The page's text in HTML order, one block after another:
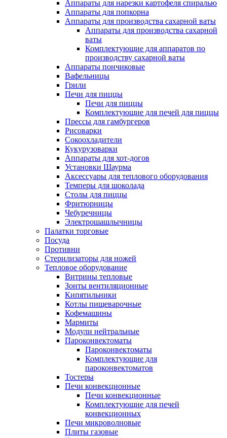
Аппараты для нарезки картофеля спиралью
Аппараты для попкорна
Аппараты для производства сахарной ваты
Аппараты для производства сахарной
ваты
Комплектующие для аппаратов по
производству сахарной ваты
Аппараты пончиковые
Вафельницы
Грили
Печи для пиццы
Печи для пиццы
Комплектующие для печей для пиццы
Прессы для гамбургеров
Рисоварки
Сокоохладители
Кукурузоварки
Аппараты для хот-догов
Установки Шаурма
Аксессуары для теплового оборудования
Темперы для шоколада
Столы для пиццы
Фритюрницы
Чебуречницы
Электрошашлычницы
Палатки торговые
Посуда
Противни
Стерилизаторы для ножей
Тепловое оборудование
Витрины тепловые
Зонты вентиляционные
Кипятильники
Котлы пищеварочные
Кофемашины
Мармиты
Модули нейтральные
Пароконвектоматы
Пароконвектоматы
Комплектующие для
пароконвектоматов
Тостеры
Печи конвекционные
Печи конвекционные
Комплектующие для печей
конвекционных
Печи микроволновые
Плиты газовые